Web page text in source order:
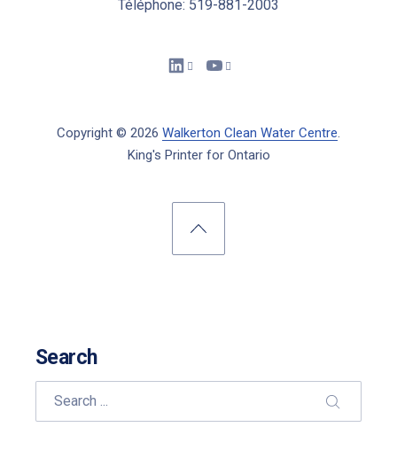
Téléphone: 519-881-2003
Copyright © 2026 Walkerton Clean Water Centre
King's Printer for Ontario
New WindowNew Window
Back to Top
Search
SEARCH